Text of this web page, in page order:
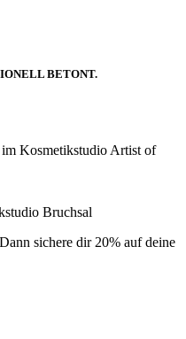
BETONT.
Kosmetikstudio Artist of
sichere dir 20% auf deine